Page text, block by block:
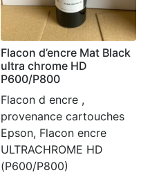
Flacon d’encre Mat Black
ultra chrome HD
P600/P800
Flacon d encre ,
provenance cartouches
Epson, Flacon encre
ULTRACHROME HD
(P600/P800)